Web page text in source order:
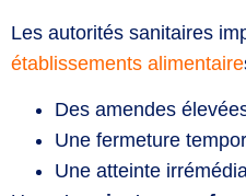
Les autorités sanitaires
établissements alimentaire
Des amendes
Une fermeture
Une atteinte